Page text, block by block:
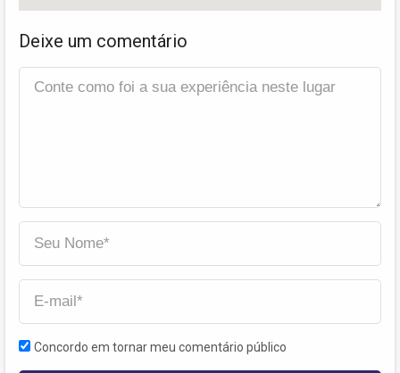
Deixe um comentário
Concordo em tornar meu comentário público